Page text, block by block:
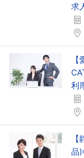
求
利
品